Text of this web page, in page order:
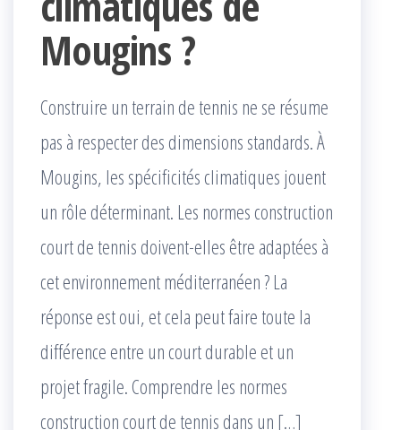
Mougins ?
Construire un terrain de tennis ne se résume
pas à respecter des dimensions standards. À
Mougins, les spécificités climatiques jouent
un rôle déterminant. Les normes construction
court de tennis doivent-elles être adaptées à
cet environnement méditerranéen ? La
réponse est oui, et cela peut faire toute la
différence entre un court durable et un
projet fragile. Comprendre les normes
construction court de tennis dans un […]